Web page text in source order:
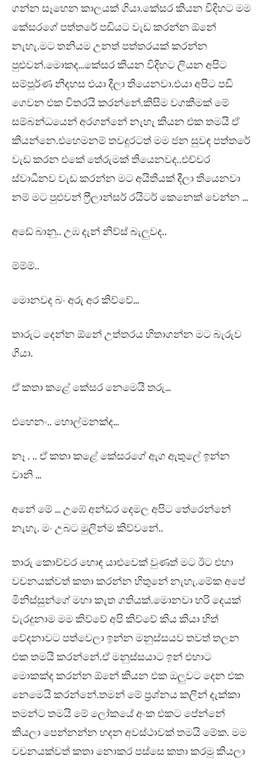
ගන්න සෑහෙන කාලයක් ගියා.කේසර කියන විදිහට මම
කේසරගේ පත්තරේ පඩියට වැඩ කරන්න ඕනේ
නැහැ.මට තනියම උනත් පත්තරයක් කරන්න
පුළුවන්.මොකද…කේසර කියන විදිහට ලියන අපිට
සම්පූර්ණ නිදහස එයා දීලා තියෙනවා.එයා අපිට පඩි
ගෙවන එක විතරයි කරන්නේ.කිසිම වගකීමක් මේ
සම්බන්ධයෙන් අරගන්නේ නැහැ කියන එක තමයි ඒ
කියන්නෙ.එහෙමනම් තවදුරටත් මම ජන සුවඳ පත්තරේ
වැඩ කරන එකේ තේරුමක් තියෙනවද..එච්චර
ස්වාධීනව වැඩ කරන්න මට අයිතියක් දීලා තියෙනවා
නම් මට පුළුවන් ෆ්‍රීලාන්සර් රයිටර් කෙනෙක් වෙන්න …
අඩේ බානු.. උඹ දැන් නිව්ස් බැලුවද..
ම්ම්ම්..
මොනවද බං අරු අර කිව්වේ…
තාරුට දෙන්න ඕනේ උත්තරය හිතාගන්න මට බැරුව
ගියා.
ඒ කතා කළේ කේසර නෙමෙයි තරු…
එහෙනං.. හොල්මනක්ද…
නෑ . .. ඒ කතා කළේ කේසරගේ ඇග ඇතුලේ ඉන්න
වානි …
අනේ මේ … උඹේ අන්ඩර දෙමල අපිට තේරෙන්නේ
නැහැ. මං උබට මුලින්ම කිව්වනේ..
තාරු කොච්චර හොඳ යාළුවෙක් වුණත් මට ඊට එහා
වචනයක්වත් කතා කරන්න හිතුනේ නැහැ.මේක අපේ
මිනිස්සුන්ගේ මහා කැත ගතියක්.මොනවා හරි දෙයක්
වැරදුනාම මම කිව්වේ අපි කිව්වේ කිය කියා හිත්
වේදනාවට පත්වෙලා ඉන්න මනුස්සයව තවත් තලන
එක තමයි කරන්නේ.ඒ මනුස්සයාට ඉන් එහාට
මොකක්ද කරන්න ඕනේ කියන එක ඔලුවට දෙන එක
නෙමෙයි කරන්නේ.තමන් මේ ප්‍රශ්නය කලින් දැක්කා
තමන්ට තමයි මේ ලෝකයේ අංක එකට පේන්නේ
කියලා පෙන්නන්න හදන අවස්ථාවක් තමයි මේක. මම
වචනයක්වත් කතා නොකර පස්සෙ කතා කරමු කියලා